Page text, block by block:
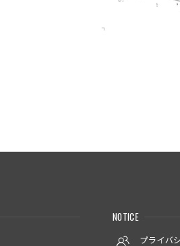
NOTICE
プライバ